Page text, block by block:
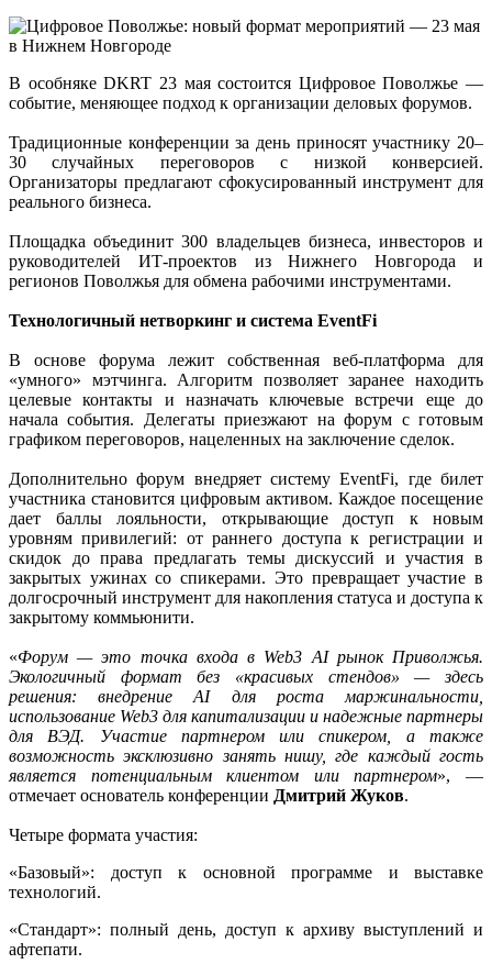
В особняке DKRT 23 мая состоится Цифровое Поволжье —
событие, меняющее подход к организации деловых форумов.
Традиционные конференции за день приносят участнику 20–
30 случайных переговоров с низкой конверсией.
Организаторы предлагают сфокусированный инструмент для
реального бизнеса.
Площадка объединит 300 владельцев бизнеса, инвесторов и
руководителей ИТ-проектов из Нижнего Новгорода и
регионов Поволжья для обмена рабочими инструментами.
Технологичный нетворкинг и система EventFi
В основе форума лежит собственная веб-платформа для
«умного» мэтчинга. Алгоритм позволяет заранее находить
целевые контакты и назначать ключевые встречи еще до
начала события. Делегаты приезжают на форум с готовым
графиком переговоров, нацеленных на заключение сделок.
Дополнительно форум внедряет систему EventFi, где билет
участника становится цифровым активом. Каждое посещение
дает баллы лояльности, открывающие доступ к новым
уровням привилегий: от раннего доступа к регистрации и
скидок до права предлагать темы дискуссий и участия в
закрытых ужинах со спикерами. Это превращает участие в
долгосрочный инструмент для накопления статуса и доступа к
закрытому коммьюнити.
«Форум — это точка входа в Web3 AI рынок Приволжья.
Экологичный формат без «красивых стендов» — здесь
решения: внедрение AI для роста маржинальности,
использование Web3 для капитализации и надежные партнеры
для ВЭД. Участие партнером или спикером, а также
возможность эксклюзивно занять нишу, где каждый гость
является потенциальным клиентом или партнером», —
отмечает основатель конференции Дмитрий Жуков.
Четыре формата участия:
«Базовый»: доступ к основной программе и выставке
технологий.
«Стандарт»: полный день, доступ к архиву выступлений и
афтепати.